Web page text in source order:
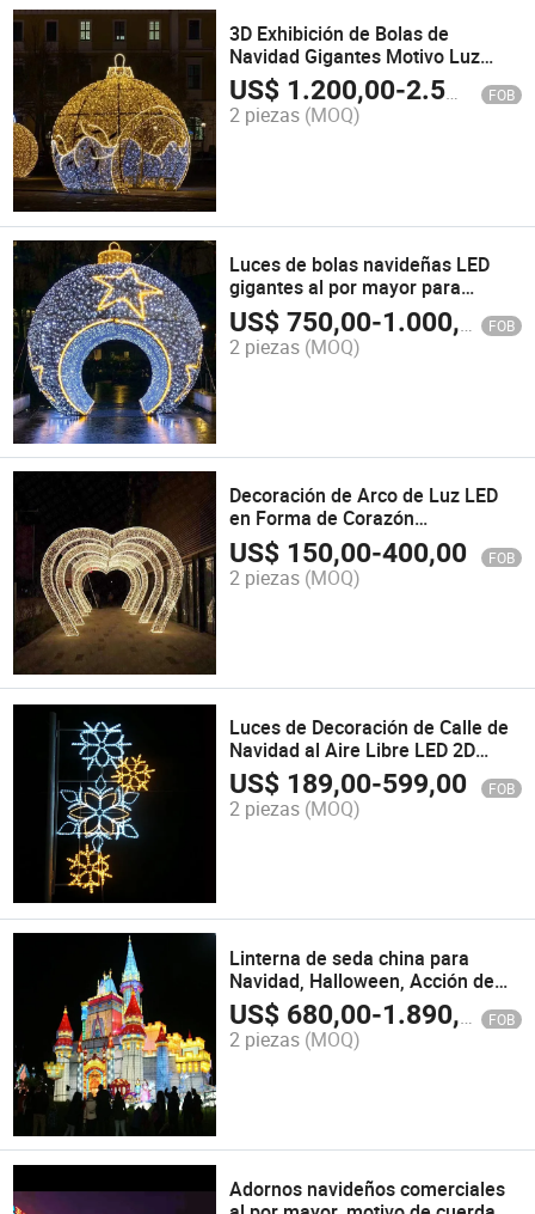
3D Exhibición de Bolas de
Navidad Gigantes Motivo Luz
Decoración Navideña Exterior
US$ 1.200,00-2.500,00 FOB
2 piezas (MOQ)
Luces de bolas navideñas LED
gigantes al por mayor para
decoración de calles
US$750,00-1.000,00 FOB
2 piezas (MOQ)
Decoración de Arco de Luz LED
en Forma de Corazón
Personalizable para Bodas al Aire
Libre
US$ 150,00-400,00 FOB
2 piezas (MOQ)
Luces de Decoración de Calle de
Navidad al Aire Libre LED 2D
Motivos Decorativos Montados en
Poste
US$ 189,00-599,00 FOB
2 piezas (MOQ)
Linterna de seda china para
Navidad, Halloween, Acción de
Gracias, Año Nuevo Chino
US$ 680,00-1.890,00 FOB
2 piezas (MOQ)
Adornos navideños comerciales